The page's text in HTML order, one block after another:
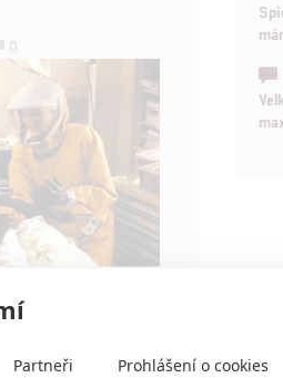
v níž lidstvo
Partneři Prohlášení o cookies